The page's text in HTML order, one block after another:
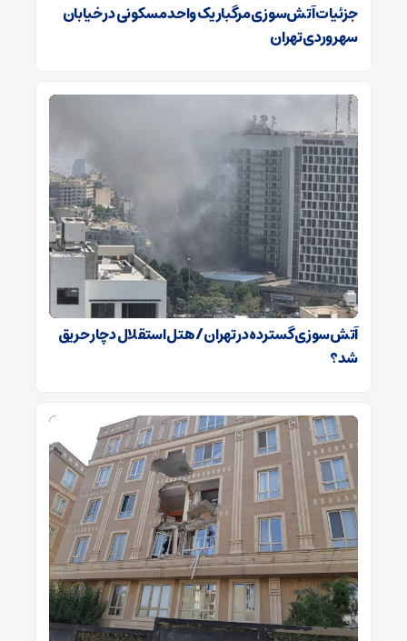
جزئیات آتش‌سوزی مرگبار یک واحد مسکونی در خیابان
سهروردی تهران
آتش‌سوزی گسترده در تهران / هتل استقلال دچار حریق
شد؟